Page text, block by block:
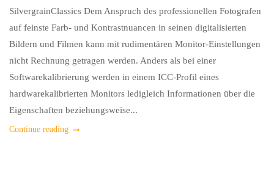
SilvergrainClassics Dem Anspruch des professionellen Fotografen
auf feinste Farb- und Kontrastnuancen in seinen digitalisierten
Bildern und Filmen kann mit rudimentären Monitor-Einstellungen
nicht Rechnung getragen werden. Anders als bei einer
Softwarekalibrierung werden in einem ICC-Profil eines
hardwarekalibrierten Monitors ledigleich Informationen über die
Eigenschaften beziehungsweise...
Continue reading